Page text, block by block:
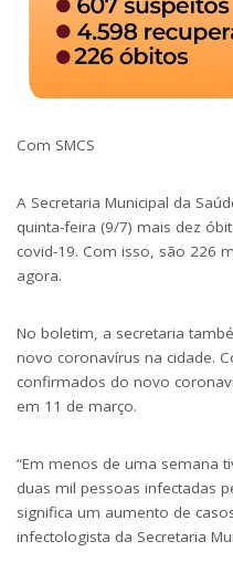
Com SMCS
A Secretaria Municipal da
quinta-feira (9/7) mais dez
covid-19. Com isso, são 226
agora.
No boletim, a secretaria
novo coronavírus na cidade.
confirmados do novo
em 11 de março.
“Em menos de uma semana
duas mil pessoas infectadas
significa um aumento de
infectologista da Secretaria